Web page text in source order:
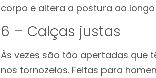
corpo e altera a postura ao
6 – Calças justas
Às vezes são tão apertadas que
nos tornozelos. Feitas para